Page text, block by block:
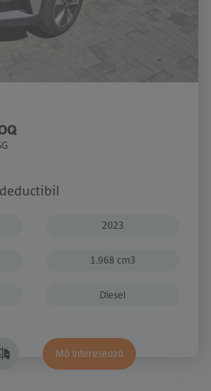
2023
1.968 cm3
Diesel
Mă interesează